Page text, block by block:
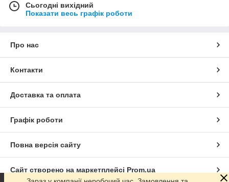
Сьогодні вихідний
Показати весь графік роботи
Про нас
Контакти
Доставка та оплата
Графік роботи
Повна версія сайту
Сайт створено на маркетплейсі Prom.ua